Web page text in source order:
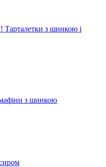
Тарталетки з шинкою і
з шинкою